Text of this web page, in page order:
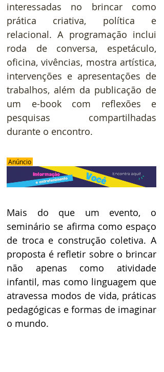
interessadas no brincar como
prática criativa, política e
relacional. A programação inclui
roda de conversa, espetáculo,
oficina, vivências, mostra artística,
intervenções e apresentações de
trabalhos, além da publicação de
um e-book com reflexões e
pesquisas compartilhadas
durante o encontro.
Anúncio
Mais do que um evento, o
seminário se afirma como espaço
de troca e construção coletiva. A
proposta é refletir sobre o brincar
não apenas como atividade
infantil, mas como linguagem que
atravessa modos de vida, práticas
pedagógicas e formas de imaginar
o mundo.